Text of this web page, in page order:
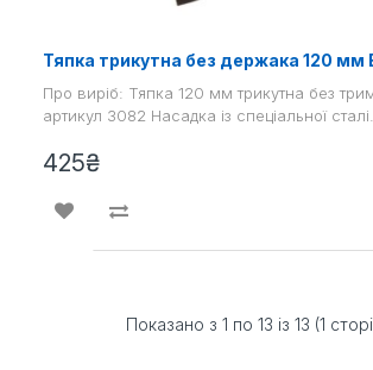
Тяпка трикутна без держака 120 мм
Про виріб: Тяпка 120 мм трикутна без
артикул 3082 Насадка із спеціальної сталі...
425₴
Показано з 1 по 13 із 13 (1